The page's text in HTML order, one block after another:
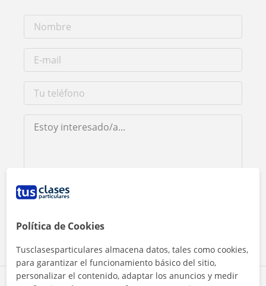
Al hacer clic, aceptas nuestro
Contactar ahora
Política de Cookies
Tusclasesparticulares almacena datos, tales como cookies,
para garantizar el funcionamiento básico del sitio,
personalizar el contenido, adaptar los anuncios y medir